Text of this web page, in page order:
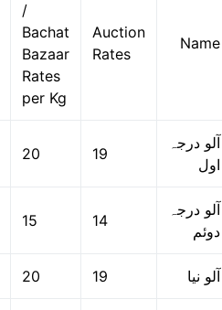
/
Bachat
Bazaar
Rates
per Kg
Auction
Rates
Name
20 19
آلو درجہ
اول
15 14
آلو درجہ
دوئم
20 19 آلو نیا